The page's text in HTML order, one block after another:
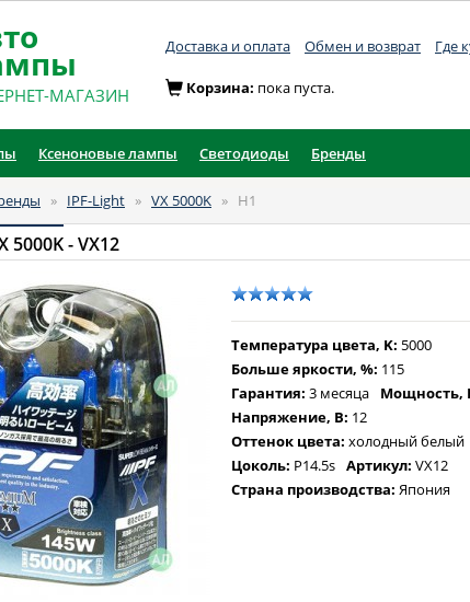
МАГАЗИН
Доставка и оплата Обмен и возврат Где
Корзина: пока пуста.
Ксеноновые лампы Светодиоды Бренды
» IPF-Light » VX 5000K » H1
5000K- VX12
Температура цвета, K: 5000
Больше яркости, %: 115
Гарантия: 3 месяца Мощность,
Напряжение, В: 12
Оттенок цвета: холодный белый
Цоколь: P14.5s Артикул:VX12
Страна производства:Япония